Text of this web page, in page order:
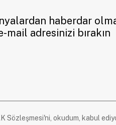
haberdar
mail adresinizi bırakın
Sözleşmesi'ni, okudum, kabul